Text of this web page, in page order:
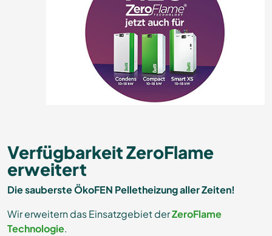
Verfügbarkeit ZeroFlame
erweitert
Die sauberste ÖkoFEN Pelletheizung aller Zeiten!
Wir erweitern das Einsatzgebiet derZeroFlame
Technologie.